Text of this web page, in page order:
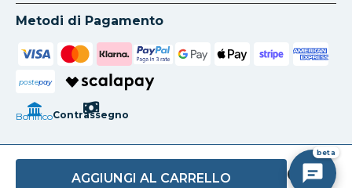
AGGIUNGI AL CARRELLO
Metodi di Pagamento
postepay
BonificoContrassegno
beta